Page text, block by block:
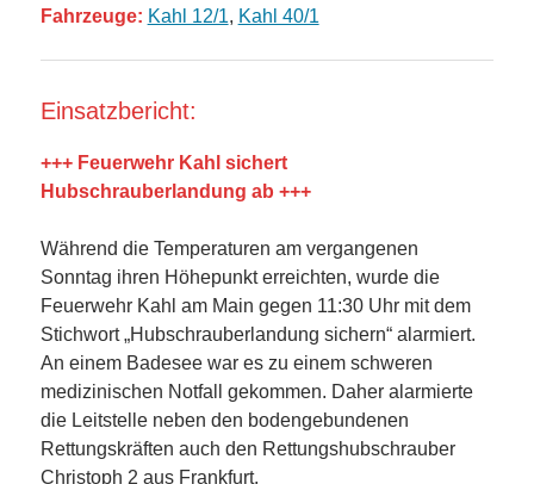
Fahrzeuge: Kahl 12/1, Kahl 40/1
Einsatzbericht:
+++ Feuerwehr Kahl sichert
Hubschrauberlandung ab +++
Während die Temperaturen am vergangenen
Sonntag ihren Höhepunkt erreichten, wurde die
Feuerwehr Kahl am Main gegen 11:30 Uhr mit dem
Stichwort „Hubschrauberlandung sichern“ alarmiert.
An einem Badesee war es zu einem schweren
medizinischen Notfall gekommen. Daher alarmierte
die Leitstelle neben den bodengebundenen
Rettungskräften auch den Rettungshubschrauber
Christoph 2 aus Frankfurt.